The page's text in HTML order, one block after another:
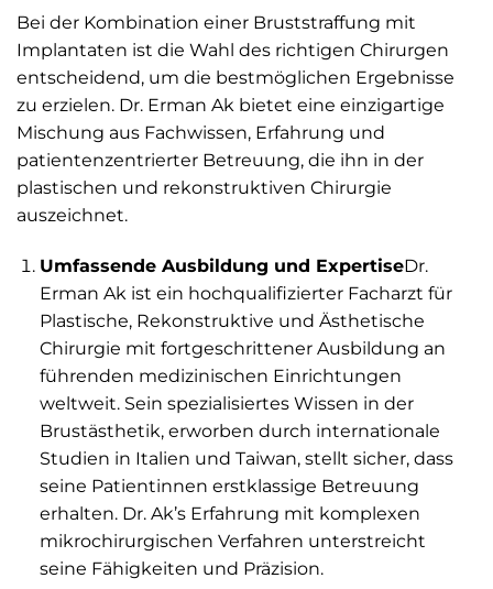
Bei der Kombination einer Bruststraffung mit
Implantaten ist die Wahl des richtigen Chirurgen
entscheidend, um die bestmöglichen Ergebnisse
zu erzielen. Dr. Erman Ak bietet eine einzigartige
Mischung aus Fachwissen, Erfahrung und
patientenzentrierter Betreuung, die ihn in der
plastischen und rekonstruktiven Chirurgie
auszeichnet.
Umfassende Ausbildung und ExpertiseDr.
Erman Ak ist ein hochqualifizierter Facharzt für
Plastische, Rekonstruktive und Ästhetische
Chirurgie mit fortgeschrittener Ausbildung an
führenden medizinischen Einrichtungen
weltweit. Sein spezialisiertes Wissen in der
Brustästhetik, erworben durch internationale
Studien in Italien und Taiwan, stellt sicher, dass
seine Patientinnen erstklassige Betreuung
erhalten. Dr. Ak’s Erfahrung mit komplexen
mikrochirurgischen Verfahren unterstreicht
seine Fähigkeiten und Präzision.